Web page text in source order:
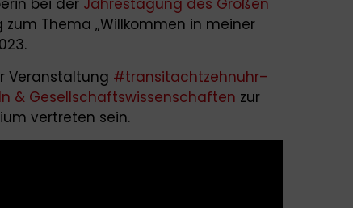
Thema „Willkommen in meiner
Veranstaltung #transitachtzehnuhr–
& Gesellschaftswissenschaften zur
vertreten sein.